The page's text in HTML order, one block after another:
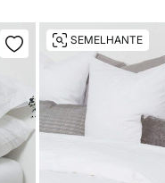
SEMELHANTE